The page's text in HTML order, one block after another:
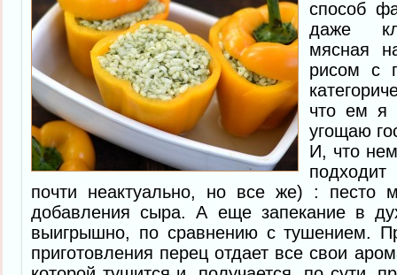
способ
даже
мясная
рисом с
что ем я
угощаю
И, что
почти неактуально, но все же) : песто
добавления сыра. А еще запекание в
выигрышно, по сравнению с тушением.
приготовления перец отдает все свои